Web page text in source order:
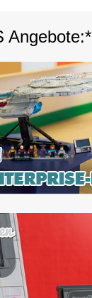
Angebote:*